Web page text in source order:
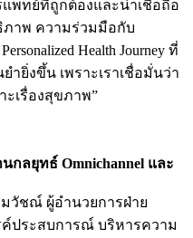
พทย์ที่ถูกต้องและน่าเชื่อถือ
ภาพ ความร่วมมือกับ
Health Journey ที่
ยิ่งขึ้น เพราะเราเชื่อมั่นว่า
ะเรื่องสุขภาพ”
นกลยุทธ์ Omnichannel และ
วัชณ์ ผู้อำนวยการฝ่าย
ประสบการณ์ บริหารความ